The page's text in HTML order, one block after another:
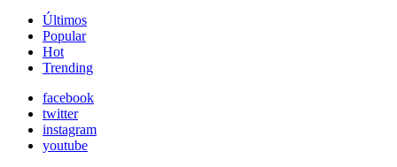
Últimos
Popular
Hot
Trending
facebook
twitter
instagram
youtube